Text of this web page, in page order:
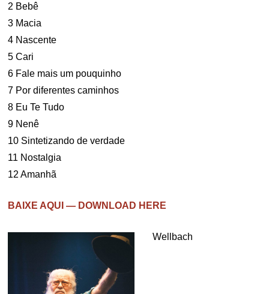
2 Bebê
3 Macia
4 Nascente
5 Cari
6 Fale mais um pouquinho
7 Por diferentes caminhos
8 Eu Te Tudo
9 Nenê
10 Sintetizando de verdade
11 Nostalgia
12 Amanhã
BAIXE AQUI — DOWNLOAD HERE
Wellbach